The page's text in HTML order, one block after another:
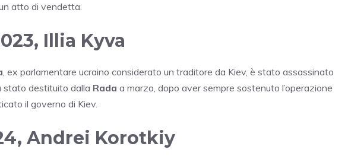
atto di vendetta.
Illia Kyva
, ex parlamentare ucraino considerato un traditore da Kiev, è stato assassinato
stato destituito dalla Rada a marzo, dopo aver sempre sostenuto l’operazione
il governo di Kiev.
Andrei Korotkiy